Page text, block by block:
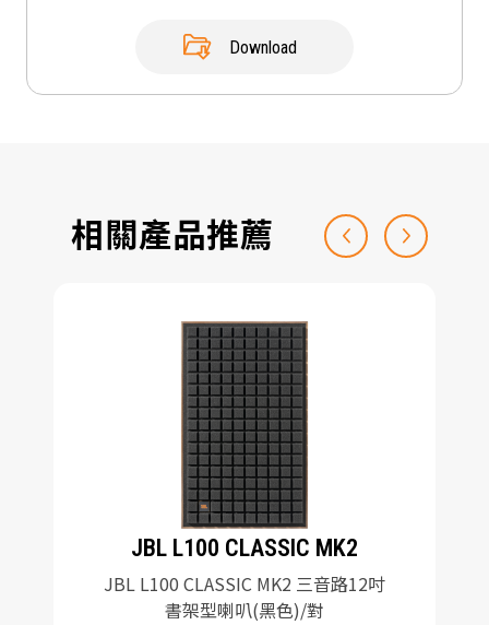
Download
相關產品推薦
JBL L100 CLASSIC MK2
JBL L100 CLASSIC MK2 三音路12吋
書架型喇叭(黑色)/對